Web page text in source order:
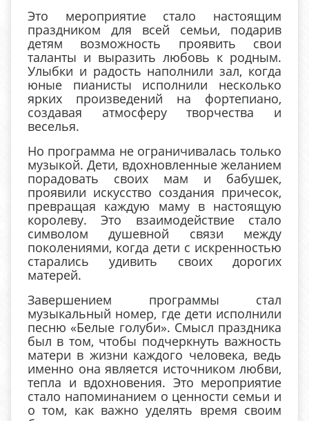
Это мероприятие стало настоящим
праздником для всей семьи, подарив
детям возможность проявить свои
таланты и выразить любовь к родным.
Улыбки и радость наполнили зал, когда
юные пианисты исполнили несколько
ярких произведений на фортепиано,
создавая атмосферу творчества и
веселья.
Но программа не ограничивалась только
музыкой. Дети, вдохновленные желанием
порадовать своих мам и бабушек,
проявили искусство создания причесок,
превращая каждую маму в настоящую
королеву. Это взаимодействие стало
символом душевной связи между
поколениями, когда дети с искренностью
старались удивить своих дорогих
матерей.
Завершением программы стал
музыкальный номер, где дети исполнили
песню «Белые голуби». Смысл праздника
был в том, чтобы подчеркнуть важность
матери в жизни каждого человека, ведь
именно она является источником любви,
тепла и вдохновения. Это мероприятие
стало напоминанием о ценности семьи и
о том, как важно уделять время своим